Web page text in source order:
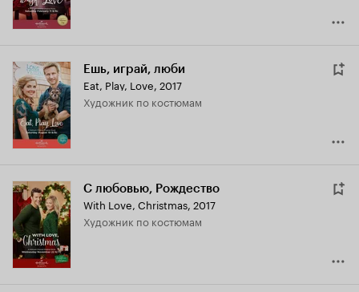
Ешь, играй, люби
Eat, Play, Love, 2017
Художник по костюмам
С любовью, Рождество
With Love, Christmas, 2017
Художник по костюмам